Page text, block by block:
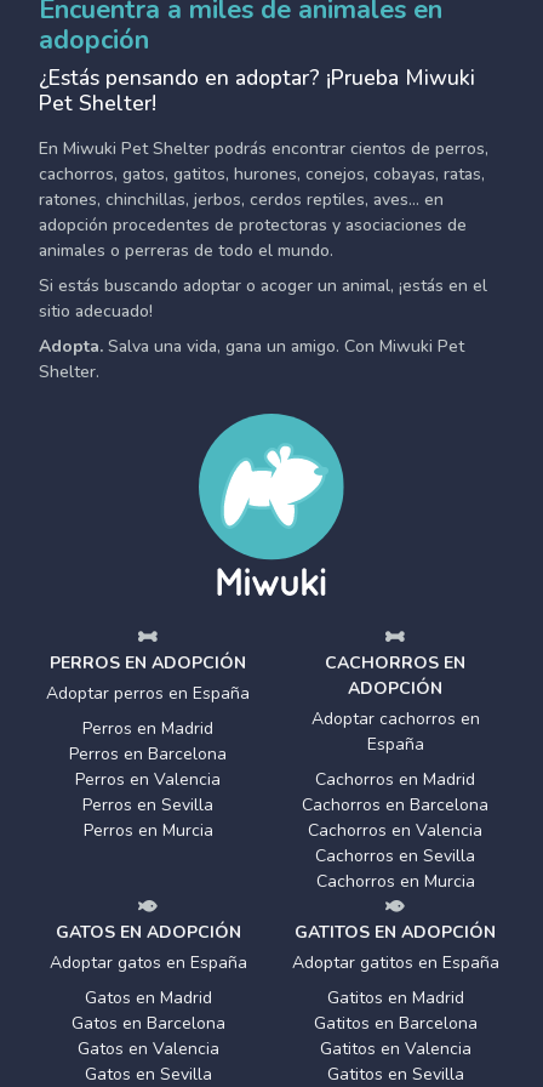
Encuentra a miles de animales en
adopción
¿Estás pensando en adoptar? ¡Prueba Miwuki
Pet Shelter!
En Miwuki Pet Shelter podrás encontrar cientos de perros,
cachorros, gatos, gatitos, hurones, conejos, cobayas, ratas,
ratones, chinchillas, jerbos, cerdos reptiles, aves... en
adopción procedentes de protectoras y asociaciones de
animales o perreras de todo el mundo.
Si estás buscando adoptar o acoger un animal, ¡estás en el
sitio adecuado!
Adopta. Salva una vida, gana un amigo. Con Miwuki Pet
Shelter.
PERROS EN ADOPCIÓN
Adoptar perros en España
Perros en Madrid
Perros en Barcelona
Perros en Valencia
Perros en Sevilla
Perros en Murcia
CACHORROS EN
ADOPCIÓN
Adoptar cachorros en
España
Cachorros en Madrid
Cachorros en Barcelona
Cachorros en Valencia
Cachorros en Sevilla
Cachorros en Murcia
GATOS EN ADOPCIÓN
Adoptar gatos en España
Gatos en Madrid
Gatos en Barcelona
Gatos en Valencia
Gatos en Sevilla
GATITOS EN ADOPCIÓN
Adoptar gatitos en España
Gatitos en Madrid
Gatitos en Barcelona
Gatitos en Valencia
Gatitos en Sevilla